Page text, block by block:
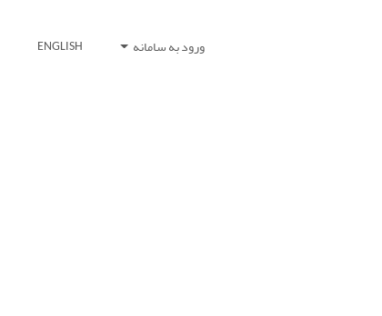
ورود به سامانه ENGLISH